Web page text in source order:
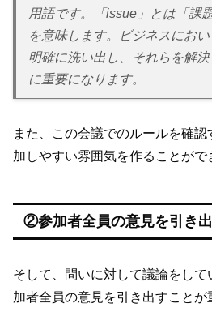
用語です。「issue」とは「課
を意味します。ビジネスにお
明確に洗い出し、それらを解
に重要になります。
また、この会議でのルールを確
加しやすい雰囲気を作ることがで
②参加者全員の意見を引き
そして、問いに対して議論をし
加者全員の意見を引き出すこと